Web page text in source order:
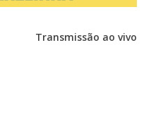
Transmissão ao vivo